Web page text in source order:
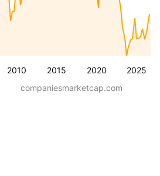
2010 2015 2020 2025
companiesmarketcap.com